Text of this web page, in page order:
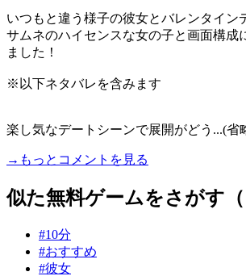
いつもと違う様子の彼女とバレンタイン
サムネのハイセンスな女の子と画面構成
ました！
※以下ネタバレを含みます
楽し気なデートシーンで展開がどう...(省
→もっとコメントを見る
似た無料ゲームをさがす（
#10分
#おすすめ
#彼女